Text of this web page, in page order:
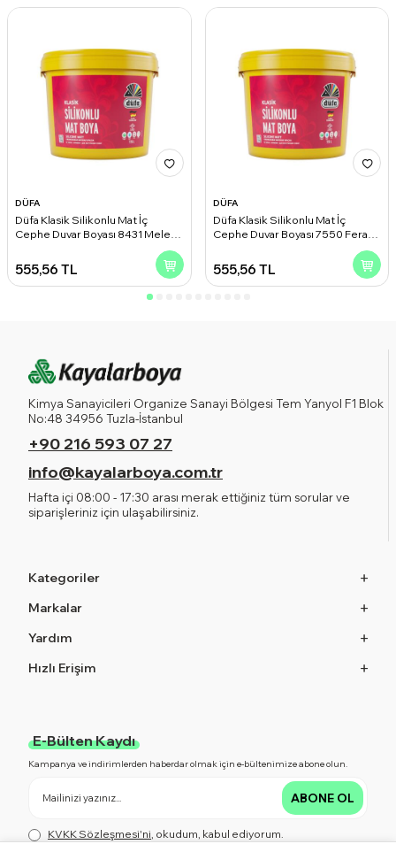
DÜFA
Düfa Klasik Silikonlu Mat İç
Cephe Duvar Boyası 8431 Melek
555,56 TL
DÜFA
Düfa Klasik Silikonlu Mat İç
Cephe Duvar Boyası 7550 Ferah
555,56 TL
Kimya Sanayicileri Organize Sanayi Bölgesi Tem Yanyol F1 Blok
No:48 34956 Tuzla-İstanbul
+90 216 593 07 27
info@kayalarboya.com.tr
Hafta içi 08:00 - 17:30 arası merak ettiğiniz tüm sorular ve
siparişleriniz için ulaşabilirsiniz.
Kategoriler
Markalar
Yardım
Hızlı Erişim
E-Bülten Kaydı
Kampanya ve indirimlerden haberdar olmak için e-bültenimize abone olun.
ABONE OL
KVKK Sözleşmesi'ni, okudum, kabul ediyorum.